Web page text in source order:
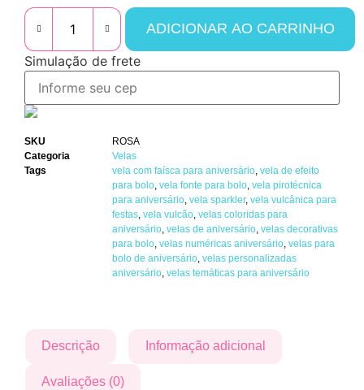
ADICIONAR AO CARRINHO
Simulação de frete
SKU
ROSA
Categoria
Velas
Tags
vela com faísca para aniversário vela de efeito
para bolo vela fonte para bolo vela pirotécnica
para aniversário vela sparkler, vela vulcânica para
festas vela vulcão velas coloridas para
aniversário velas de aniversário velas decorativas
para bolo velas numéricas aniversário velas para
bolo de aniversário velas personalizadas
aniversário velas temáticas para aniversário
Descrição Informação adicional
Avaliações (0)